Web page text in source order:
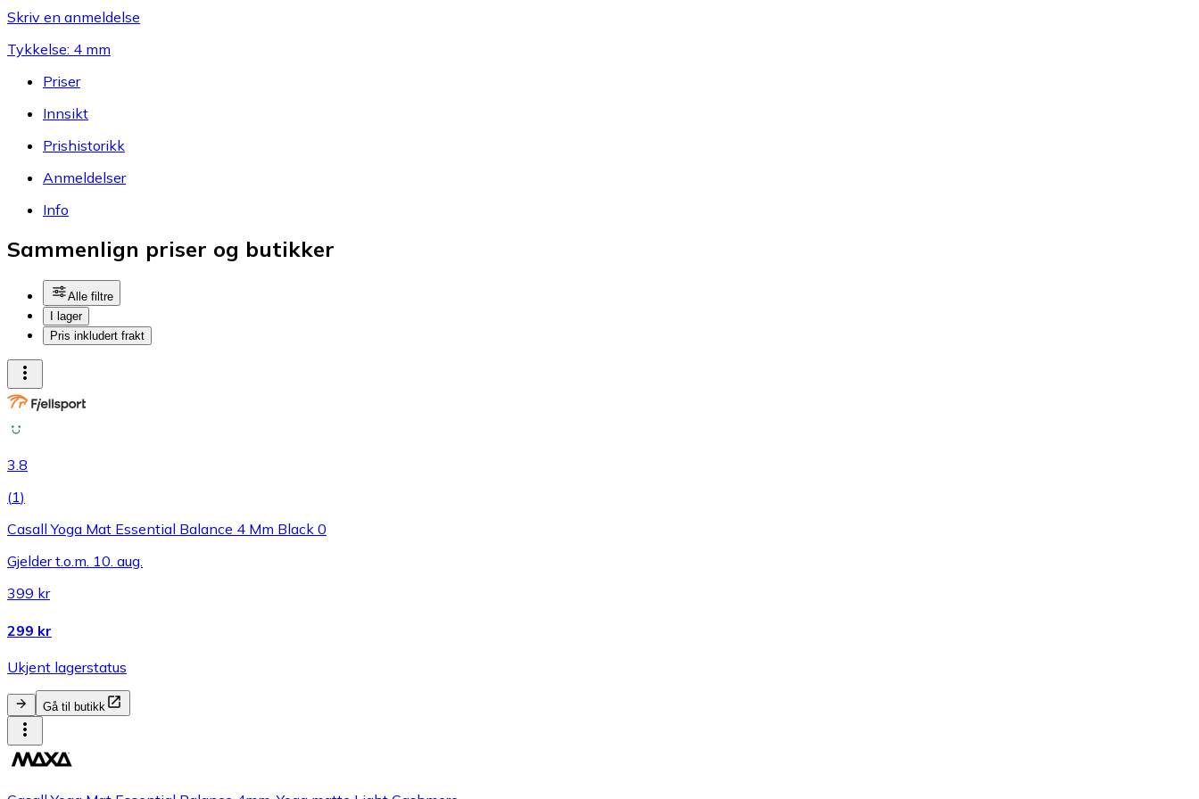
Skriv en anmeldelse
Tykkelse: 4 mm
Priser
Innsikt
Prishistorikk
Anmeldelser
Info
Sammenlign priser og butikker
Alle filtre
I lager
Pris inkludert frakt
3.8
(1)
Casall Yoga Mat Essential Balance 4 Mm Black 0
Gjelder t.o.m. 10. aug.
399 kr
299 kr
Ukjent lagerstatus
Gå til butikk